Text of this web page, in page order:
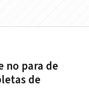
no para de
de